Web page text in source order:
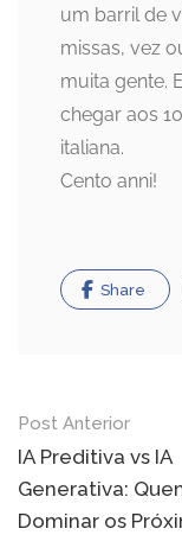
um barril de
missas, vez
muita gente.
chegar aos
italiana.
Cento anni!
Share
Navegação
de
Post
Post Anterior
IA Preditiva vs IA
Generativa:
Dominar os